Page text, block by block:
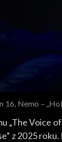
16, Nemo –
„The Voice
z 2025